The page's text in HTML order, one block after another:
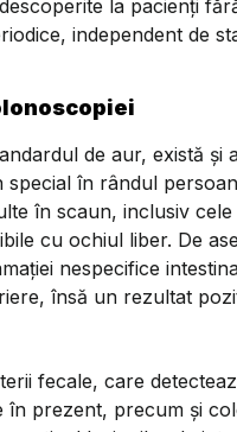
la pacienți
independent de
de aur, există și
în rândul
în scaun, inclusiv
cu ochiul liber. De
nespecifice
însă un rezultat
fecale, care
prezent, precum și